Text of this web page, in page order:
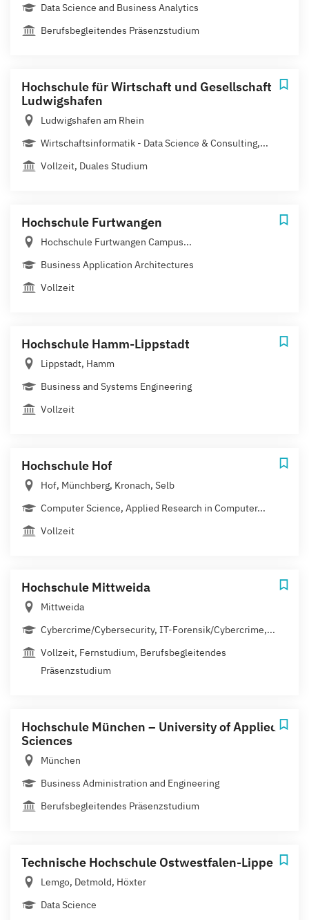
Data Science and Business Analytics
Berufsbegleitendes Präsenzstudium
Hochschule für Wirtschaft und Gesellschaft
Ludwigshafen
Ludwigshafen am Rhein
Wirtschaftsinformatik - Data Science & Consulting,...
Vollzeit, Duales Studium
Hochschule Furtwangen
Hochschule Furtwangen Campus...
Business Application Architectures
Vollzeit
Hochschule Hamm-Lippstadt
Lippstadt, Hamm
Business and Systems Engineering
Vollzeit
Hochschule Hof
Hof, Münchberg, Kronach, Selb
Computer Science, Applied Research in Computer...
Vollzeit
Hochschule Mittweida
Mittweida
Cybercrime/Cybersecurity, IT-Forensik/Cybercrime,...
Vollzeit, Fernstudium, Berufsbegleitendes
Präsenzstudium
Hochschule München – University of Applied
Sciences
München
Business Administration and Engineering
Berufsbegleitendes Präsenzstudium
Technische Hochschule Ostwestfalen-Lippe
Lemgo, Detmold, Höxter
Data Science